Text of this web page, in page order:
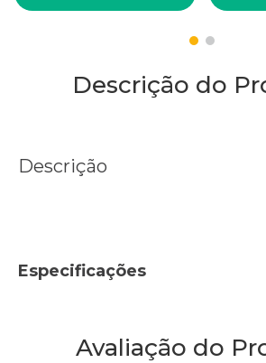
Descrição do
Descrição
Especificações
Avaliação do